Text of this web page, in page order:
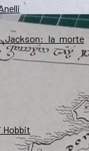
Jackson: la morte
Hobbit